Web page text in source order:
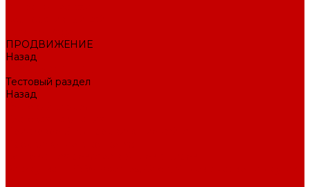
ПРОДВИЖЕНИЕ
Назад
Тестовый раздел
Назад